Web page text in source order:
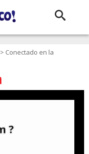
> Conectado en la